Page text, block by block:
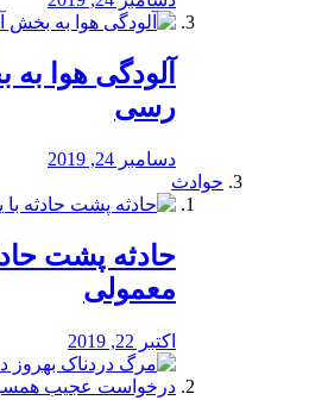
آلودگی هوا
رسی
دسامبر 24, 2019
حوادث
️حادثه پشت
معمولی
اکتبر 22, 2019